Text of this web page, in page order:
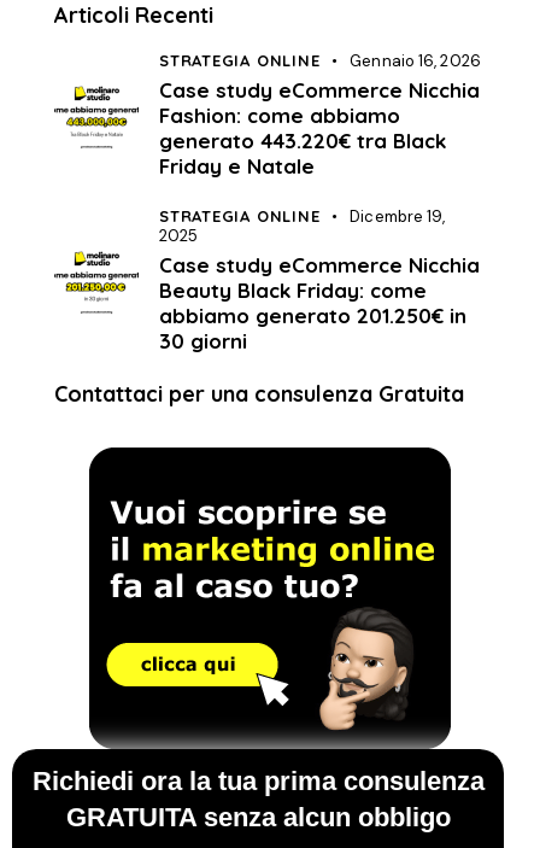
Articoli Recenti
STRATEGIA ONLINE Gennaio 16, 2026
Case study eCommerce Nicchia
Fashion: come abbiamo
generato 443.220€ tra Black
Friday e Natale
STRATEGIA ONLINE
Dicembre 19,
2025
Case study eCommerce Nicchia
Beauty Black Friday: come
abbiamo generato 201.250€ in
30 giorni
Contattaci per una consulenza Gratuita
Richiedi ora la tua prima consulenza
GRATUITA senza alcun obbligo